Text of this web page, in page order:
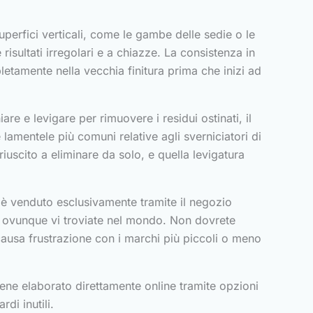
verticali, come le gambe delle sedie o le
irregolari e a chiazze. La consistenza in
nella vecchia finitura prima che inizi ad
e levigare per rimuovere i residui ostinati, il
più comuni relative agli sverniciatori di
a eliminare da solo, e quella levigatura
venduto esclusivamente tramite il negozio
vi troviate nel mondo. Non dovrete
frustrazione con i marchi più piccoli o meno
elaborato direttamente online tramite opzioni
inutili.